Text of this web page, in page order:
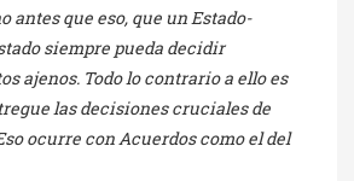
antes que eso, que un Estado-
siempre pueda decidir
ajenos. Todo lo contrario a ello es
las decisiones cruciales de
ocurre con Acuerdos como el del